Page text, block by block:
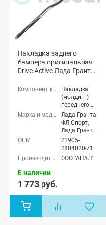
Накладка заднего
бампера оригинальная
Drive Active Лада Гранта
Накладка
(молдинг)
переднего
бампера,
Накладка
(молдинг)
бампера
Лада Гранта
ФЛ Спорт,
Лада Гранта
ФЛ Драйв
Актив седан
21905-
2804020-71
ООО "АПАЛ"
В наличии
1 773 руб.